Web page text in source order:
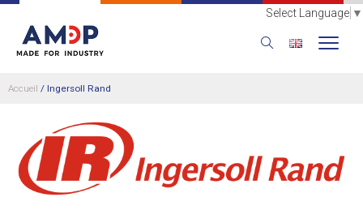
Select Language ▼
Accueil / Ingersoll Rand